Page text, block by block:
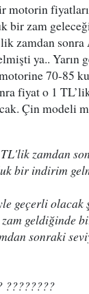
motorin
bir zam
zamdan sonra
ya.. Yarın
70-85
fiyat o 1
Çin modeli
zamdan
bir indirim
geçerli olacak
geldiğinde
sonraki
????????